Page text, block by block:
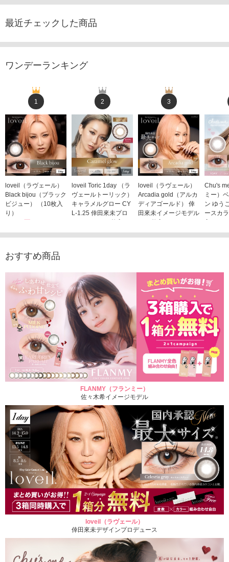
最近チェックした商品
ワンデーランキング
1
loveil（ラヴェール）
Black bijou（ブラック
ビジュー） （10枚入
り）
2
loveil Toric 1day （ラ
ヴェールトーリック）
キャラメルグロー CY
L-1.25 倖田來未プロ
デュース （10枚入
り）
3
loveil（ラヴェール）
Arcadia gold（アルカ
ディアゴールド） 倖
田來未イメージモデル
（10枚入り）
1,760円(税込)
Chu's
ミー）
ン ゆう
ースカ
入り）
1,705
おすすめ商品
FLANMY（フランミー）
佐々木希イメージモデル
loveil（ラヴェール）
倖田來未デザインプロデュース